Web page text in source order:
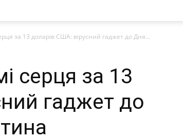
за 13 доларів США: вірусний гаджет до Дня...
серця за 13
гаджет до